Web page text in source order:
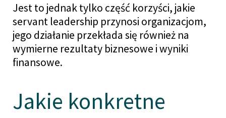
Jest to jednak tylko część korzyści, jakie
servant leadership przynosi organizacjom,
jego działanie przekłada się również na
wymierne rezultaty biznesowe i wyniki
finansowe.
Jakie konkretne